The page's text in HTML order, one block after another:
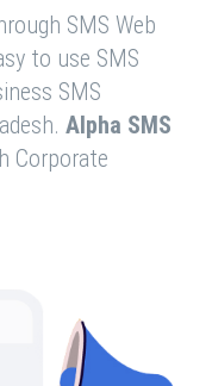
SMS Web
to use SMS
SMS
Alpha SMS
Corporate